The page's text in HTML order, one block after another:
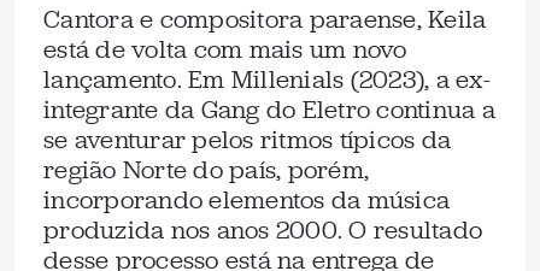
Cantora e compositora paraense, Keila
está de volta com mais um novo
lançamento. Em Millenials (2023), a ex-
integrante da Gang do Eletro continua a
se aventurar pelos ritmos típicos da
região Norte do país, porém,
incorporando elementos da música
produzida nos anos 2000. O resultado
desse processo está na entrega de